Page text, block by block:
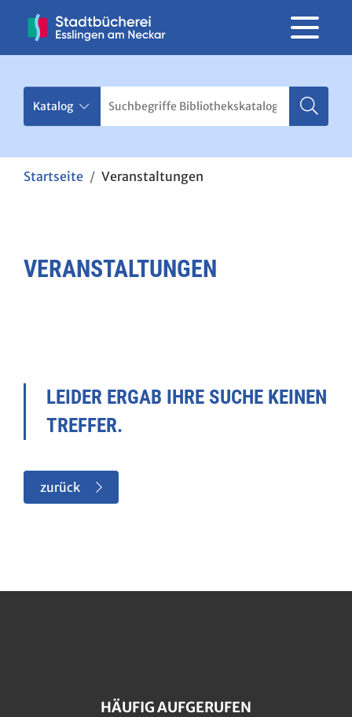
Startseite Veranstaltungen
VERANSTALTUNGEN
LEIDER ERGAB IHRE SUCHE KEINEN
TREFFER.
zurück
HÄUFIG AUFGERUFEN